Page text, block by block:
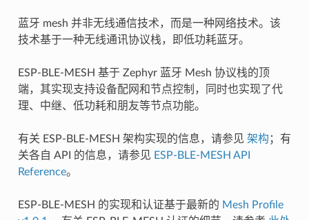
蓝牙 mesh 并非无线通信技术，而是一种网络技术。该
技术基于一种无线通讯协议栈，即低功耗蓝牙。
ESP-BLE-MESH 基于 Zephyr 蓝牙 Mesh 协议栈的顶
端，其实现支持设备配网和节点控制，同时也实现了代
理、中继、低功耗和朋友等节点功能。
有关 ESP-BLE-MESH 架构实现的信息，请参见 架构 ；有
关各自 API 的信息，请参见 ESP-BLE-MESH API
Reference。
ESP-BLE-MESH 的实现和认证基于最新的 Mesh Profile